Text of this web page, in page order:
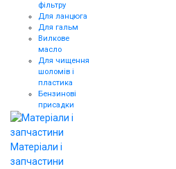
фільтру
Для ланцюга
Для гальм
Вилкове
масло
Для чищення
шоломів і
пластика
Бензинові
присадки
Матеріали і
запчастини